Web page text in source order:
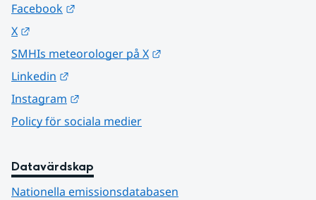
Facebook
X
SMHIs meteorologer på X
Linkedin
Instagram
Policy för sociala medier
Datavärdskap
Nationella emissionsdatabasen